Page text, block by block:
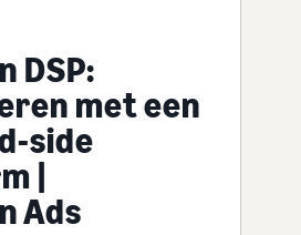
DSP:
met een
side
|
Ads